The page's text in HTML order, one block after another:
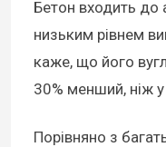
Бетон входить до
низьким рівнем
каже, що його
30% менший, ніж
Порівняно з